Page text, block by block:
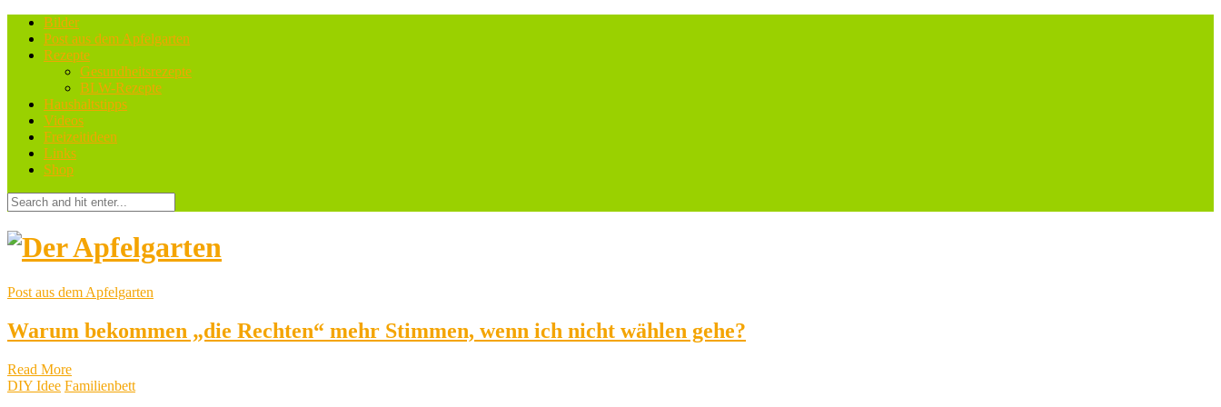
Bilder
Post aus dem Apfelgarten
Rezepte
Gesundheitsrezepte
BLW-Rezepte
Haushaltstipps
Videos
Freizeitideen
Links
Shop
Post aus dem Apfelgarten
Warum bekommen „die Rechten“ mehr Stimmen, wenn ich nicht wählen gehe?
Read More
DIY Idee Familienbett